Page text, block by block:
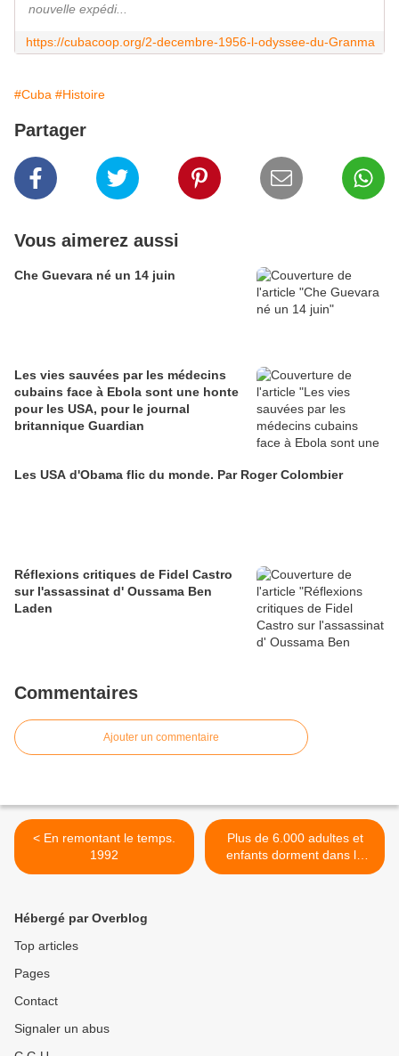
nouvelle expédi...
https://cubacoop.org/2-decembre-1956-l-odyssee-du-Granma
#Cuba #Histoire
Partager
Vous aimerez aussi
Che Guevara né un 14 juin
Les vies sauvées par les médecins
cubains face à Ebola sont une honte
pour les USA, pour le journal
britannique Guardian
Les USA d'Obama flic du monde. Par Roger Colombier
Réflexions critiques de Fidel Castro
sur l'assassinat d' Oussama Ben
Laden
Commentaires
Ajouter un commentaire
< En remontant le temps.
1992
Plus de 6.000 adultes et
enfants dorment dans la
rue >
Hébergé par Overblog
Top articles
Pages
Contact
Signaler un abus